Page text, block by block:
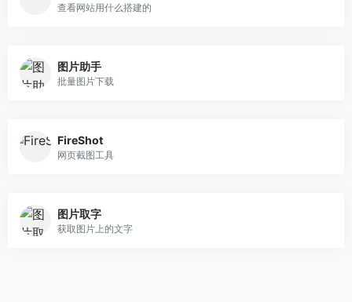
查看网站用什么搭建的
图片助手
批量图片下载
FireShot
网页截图工具
图片取字
获取图片上的文字